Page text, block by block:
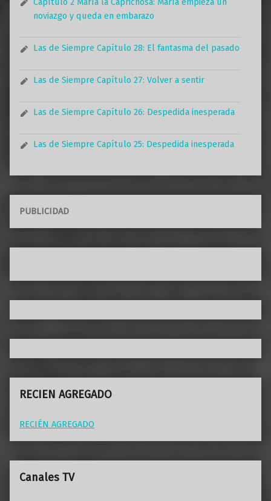
noviazgo y queda en embarazo
Las de Siempre Capítulo 28: El fantasma del pasado
Las de Siempre Capítulo 27: Volver a sentir
Las de Siempre Capítulo 26: Despedida inesperada
Las de Siempre Capítulo 25: Despedida inesperada
PUBLICIDAD
RECIEN AGREGADO
RECIÉN AGREGADO
Canales TV